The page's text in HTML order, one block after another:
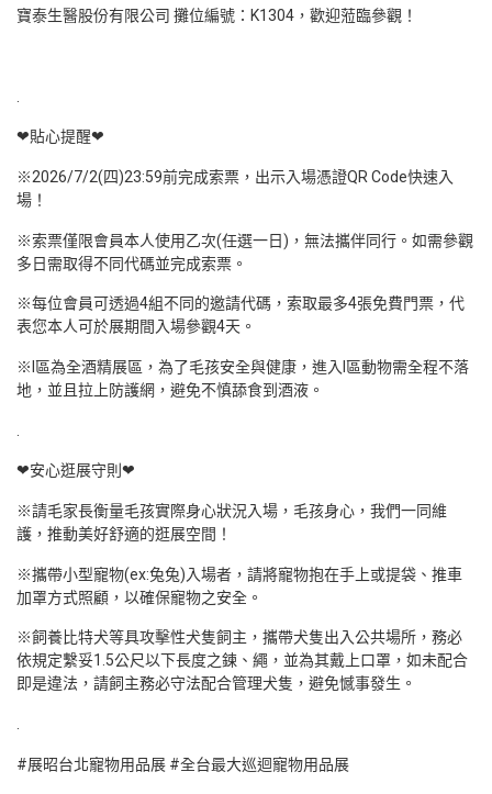
寶泰生醫股份有限公司 攤位編號：K1304，歡迎蒞臨參觀！
❤貼心提醒❤
※2026/7/2(四)23:59前完成索票，出示入場憑證QR Code快速入
場！
※索票僅限會員本人使用乙次(任選一日)，無法攜伴同行。如需參觀
多日需取得不同代碼並完成索票。
※每位會員可透過4組不同的邀請代碼，索取最多4張免費門票，代
表您本人可於展期間入場參觀4天。
※I區為全酒精展區，為了毛孩安全與健康，進入I區動物需全程不落
地，並且拉上防護網，避免不慎舔食到酒液。
❤安心逛展守則❤
※請毛家長衡量毛孩實際身心狀況入場，毛孩身心，我們一同維
護，推動美好舒適的逛展空間！
※攜帶小型寵物(ex:兔兔)入場者，請將寵物抱在手上或提袋、推車
加罩方式照顧，以確保寵物之安全。
※飼養比特犬等具攻擊性犬隻飼主，攜帶犬隻出入公共場所，務必
依規定繫妥1.5公尺以下長度之鍊、繩，並為其戴上口罩，如未配合
即是違法，請飼主務必守法配合管理犬隻，避免憾事發生。
#展昭台北寵物用品展 #全台最大巡迴寵物用品展